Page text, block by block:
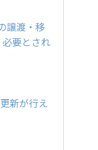
譲渡・移
要とされ
新が行え